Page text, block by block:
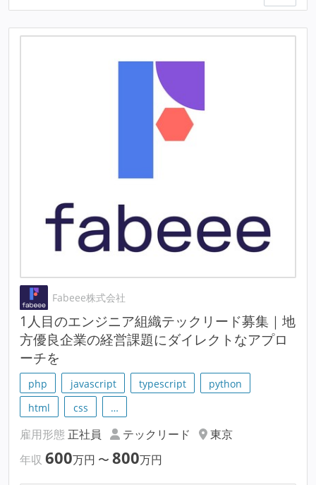
Fabeee株式会社
1人目のエンジニア組織テックリード募集｜地
方優良企業の経営課題にダイレクトなアプロ
ーチを
php javascript typescript
python
html
css …
雇用形態 正社員 テックリード
東京
年収 600万円 〜 800万円